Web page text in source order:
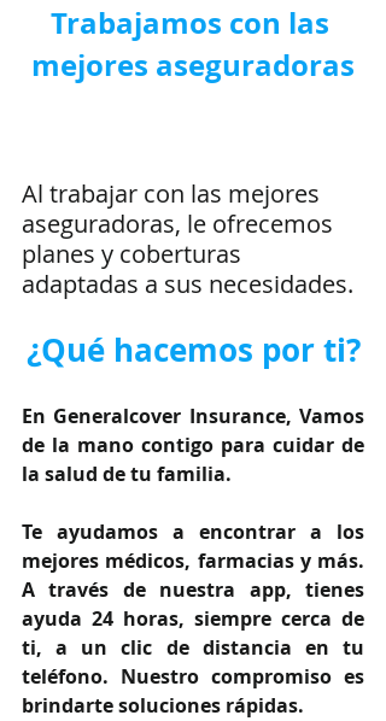
Trabajamos con las
mejores aseguradoras
Al trabajar con las mejores
aseguradoras, le ofrecemos
planes y coberturas
adaptadas a sus necesidades.
¿Qué hacemos por ti?
En Generalcover Insurance, Vamos
de la mano contigo para cuidar de
la salud de tu familia.
Te ayudamos a encontrar a los
mejores médicos, farmacias y más.
A través de nuestra app, tienes
ayuda 24 horas, siempre cerca de
ti, a un clic de distancia en tu
teléfono. Nuestro compromiso es
brindarte soluciones rápidas.